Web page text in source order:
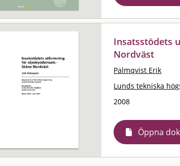
Insatsstödets
Nordväst
Palmqvist Erik
Lunds tekniska
2008
Öppna